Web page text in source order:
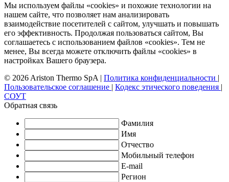
Мы используем файлы «cookies» и похожие технологии на
нашем сайте, что позволяет нам анализировать
взаимодействие посетителей с сайтом, улучшать и повышать
его эффективность. Продолжая пользоваться сайтом, Вы
соглашаетесь с использованием файлов «cookies». Тем не
менее, Вы всегда можете отключить файлы «cookies» в
настройках Вашего браузера.
© 2026 Ariston Thermo SpA | Политика конфиденциальности |
Пользовательское соглашение | Кодекс этического поведения |
СОУТ
Обратная связь
Фамилия
Имя
Отчество
Мобильный телефон
E-mail
Регион